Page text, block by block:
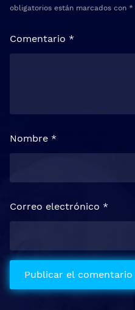
obligatorios están marcados con *
Comentario *
Nombre *
Correo electrónico *